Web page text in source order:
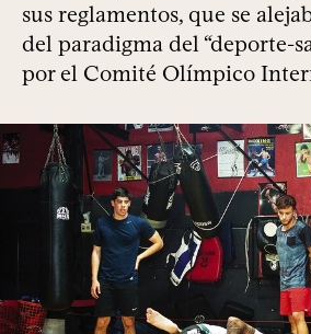
sus reglamentos, que se
del paradigma del “deporte-
por el Comité Olímpico